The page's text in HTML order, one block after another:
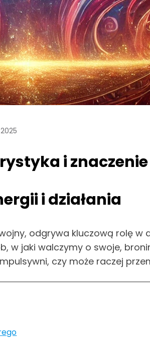
i
i działania
odgrywa kluczową rolę
w jaki walczymy o swoje,
czy może raczej